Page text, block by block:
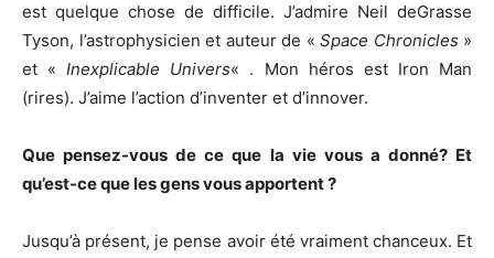
est quelque chose de difficile. J’admire Neil deGrasse
Tyson, l’astrophysicien et auteur de « Space Chronicles »
et «Inexplicable Univers« . Mon héros est Iron Man
(rires). J’aime l’action d’inventer et d’innover.
Que pensez-vous de ce que la vie vous a donné? Et
qu’est-ce que les gens vous apportent ?
Jusqu’à présent, je pense avoir été vraiment chanceux. Et